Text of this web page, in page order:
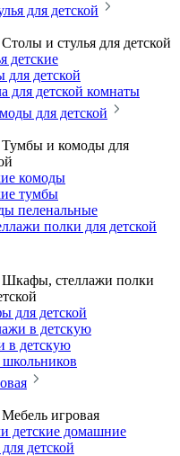
для детской
Столы и стулья для детской
детские
для детской
для детской комнаты
для детской
Тумбы и комоды для
комоды
тумбы
пеленальные
полки для детской
Шкафы, стеллажи полки
для детской
в детскую
в детскую
Мебель игровая
детские домашние
детской